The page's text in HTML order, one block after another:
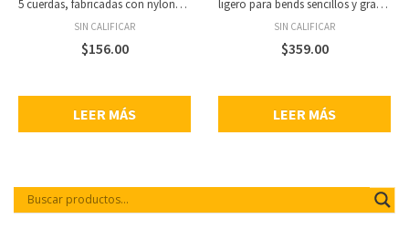
5 cuerdas, fabricadas con nylon
empaque respetuoso con el medio
ambiente y resistente a la
corrosión, hecho en USA, calibres:
SIN CALIFICAR
$156.00
LEER MÁS
ligero para bends sencillos y gran
ultra fina que prolonga la vida útil
de la cuerda entre cambios,
sensación suave y elegante en los
claridad y definición, tecnología
Fusion Twist que mejora la
consistencia de set a set, calibres:
.009, .011, .016, .024, .032, .042,
SIN CALIFICAR
$359.00
LEER MÁS